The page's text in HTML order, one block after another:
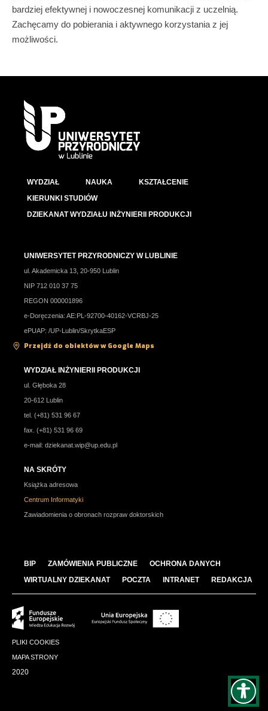
bardziej efektywnej i nowoczesnej komunikacji z uczelnią.
Zachęcamy do pobierania i aktywnego korzystania z jej
możliwości.
WYDZIAŁ NAUKA
KSZTAŁCENIE
KIERUNKI STUDIÓW
DZIEKANAT WYDZIAŁU INŻYNIERII PRODUKCJI
UNIWERSYTET PRZYRODNICZY W LUBLINIE
ul. Akademicka 13, 20-950 Lublin
NIP 712 010 37 75
REGON 000001896
e-Doręczenia: AE:PL-92700-40162-VCRBJ-25
ePUAP: /UP-Lublin/SkrytkaESP
Przejdź do obiektów w Google Maps
WYDZIAŁ INŻYNIERII PRODUKCJI
ul. Głęboka 28
20-612 Lublin
tel. (+81) 531 96 67
fax. (+81) 531 96 69
e-mail: dziekanat.wip@up.edu.pl
NA SKRÓTY
Książka adresowa
Centrum Informatyki
Zawiadomienia o obronach rozpraw doktorskich
BIP ZAMÓWIENIA PUBLICZNE
OCHRONA DANYCH
WIRTUALNY DZIEKANAT
POCZTA INTRANET REDAKCJA
PLIKI COOKIES
MAPA STRONY
2020